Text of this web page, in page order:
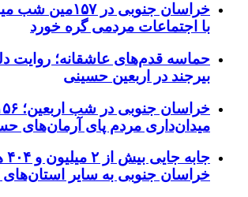
خراسان جنوبی در
با اجتماعات مردمی گره خورد
حماسه قدم‌های عاشقانه؛ روایت
بیرجند در اربعین حسینی
میدان‌داری مردم پای آرمان‌های
خراسان جنوبی به سایر